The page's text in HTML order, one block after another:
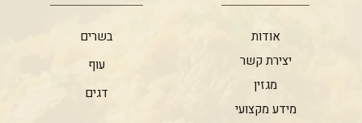
אודות
יצירת קשר
מגזין
מידע מקצועי
בשרים
עוף
דגים